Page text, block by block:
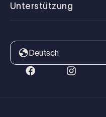
Unterstützung
Deutsch